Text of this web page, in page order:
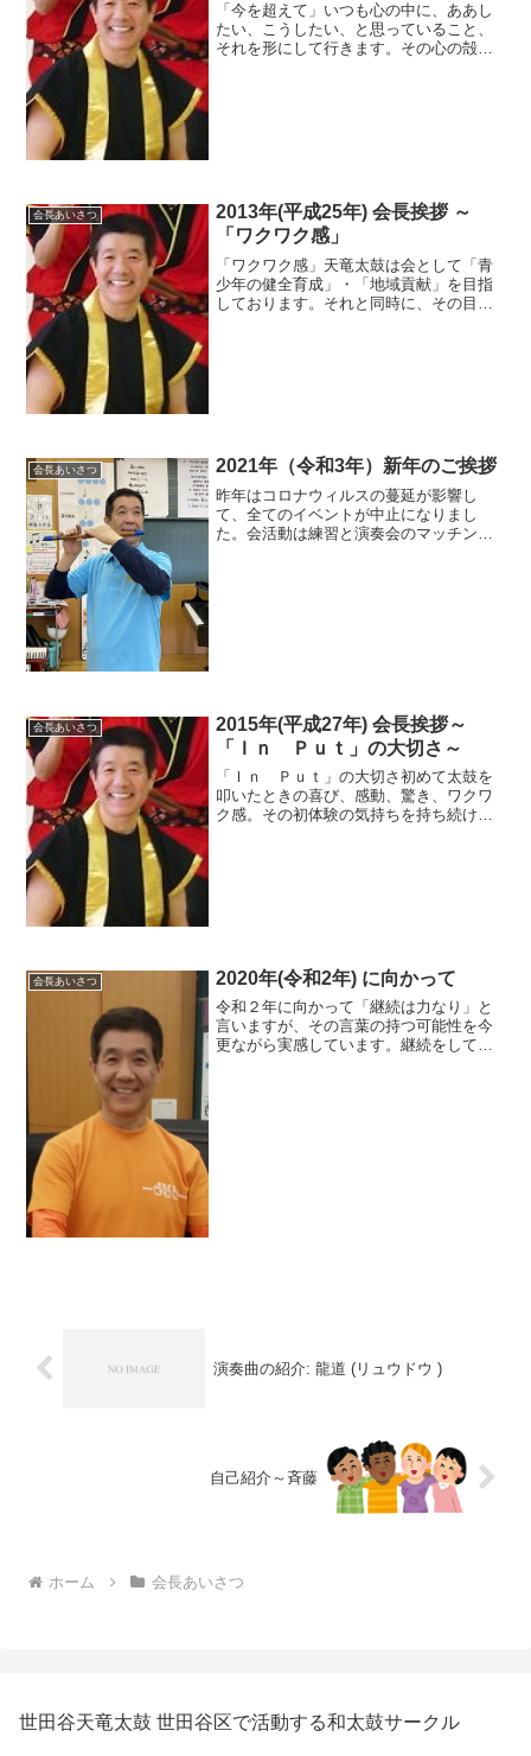
「今を超えて」いつも心の中に、ああし
たい、こうしたい、と思っていること、
それを形にして行きます。その心の殻の
会長あいさつ
2013年(平成25年) 会長挨拶 ～
「ワクワク感」
「ワクワク感」天竜太鼓は会として「青
少年の健全育成」・「地域貢献」を目指
しております。それと同時に、その目標
会長あいさつ 2021年（令和3年）新年のご挨拶
昨年はコロナウィルスの蔓延が影響し
て、全てのイベントが中止になりまし
た。会活動は練習と演奏会のマッチング
会長あいさつ
2015年(平成27年) 会長挨拶～
「Ｉｎ Ｐｕｔ」の大切さ～
「Ｉｎ Ｐｕｔ」の大切さ初めて太鼓を
叩いたときの喜び、感動、驚き、ワクワ
ク感。その初体験の気持ちを持ち続ける
会長あいさつ 2020年(令和2年) に向かって
令和２年に向かって「継続は力なり」と
言いますが、その言葉の持つ可能性を今
更ながら実感しています。継続をしてい
演奏曲の紹介: 龍道 (リュウドウ )
自己紹介～斉藤
ホーム 会長あいさつ
世田谷天竜太鼓 世田谷区で活動する和太鼓サークル